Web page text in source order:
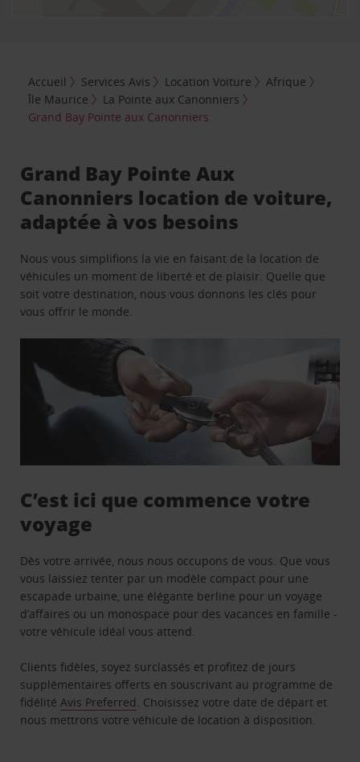
Accueil Services Avis Location Voiture
Afrique
Île Maurice
La Pointe aux Canonniers
Grand Bay Pointe aux Canonniers
Grand Bay Pointe Aux
Canonniers location de voiture,
adaptée à vos besoins
Nous vous simplifions la vie en faisant de la location de
véhicules un moment de liberté et de plaisir. Quelle que
soit votre destination, nous vous donnons les clés pour
vous offrir le monde.
C’est ici que commence votre
voyage
Dès votre arrivée, nous nous occupons de vous. Que vous
vous laissiez tenter par un modèle compact pour une
escapade urbaine, une élégante berline pour un voyage
d’affaires ou un monospace pour des vacances en famille -
votre véhicule idéal vous attend.
Clients fidèles, soyez surclassés et profitez de jours
supplémentaires offerts en souscrivant au programme de
fidélitéAvis Preferred. Choisissez votre date de départ et
nous mettrons votre véhicule de location à disposition.